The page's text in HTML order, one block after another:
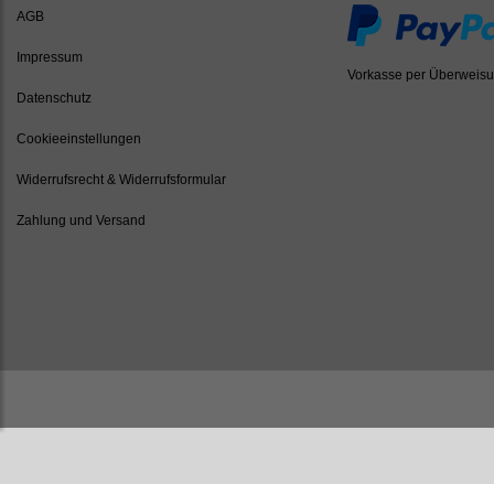
AGB
Impressum
Datenschutz
Cookieeinstellungen
Widerrufsrecht & Widerrufsformular
Zahlung und Versand
Vorkasse per